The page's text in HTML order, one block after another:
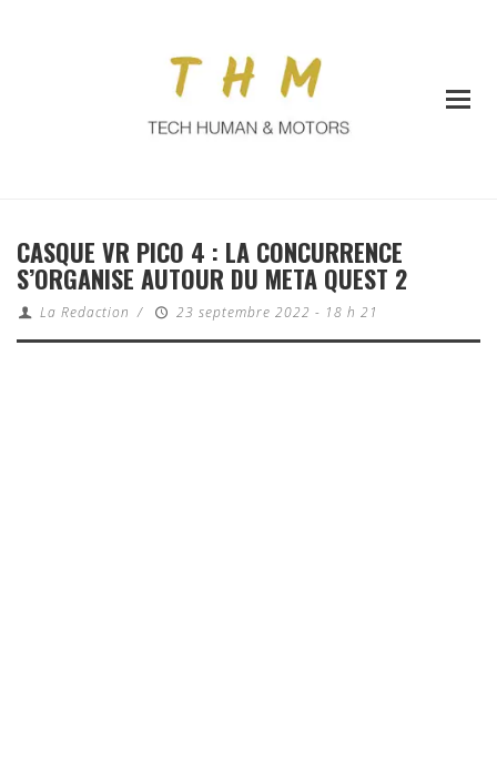
CASQUE VR PICO 4 : LA CONCURRENCE
S’ORGANISE AUTOUR DU META QUEST 2
La Redaction / 23 septembre 2022 - 18 h 21